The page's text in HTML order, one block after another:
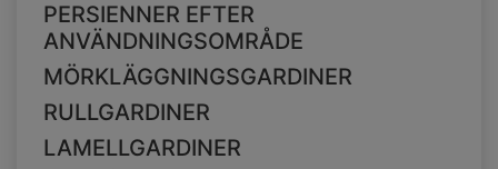
PERSIENNER EFTER
ANVÄNDNINGSOMRÅDE
MÖRKLÄGGNINGSGARDINER
RULLGARDINER
LAMELLGARDINER